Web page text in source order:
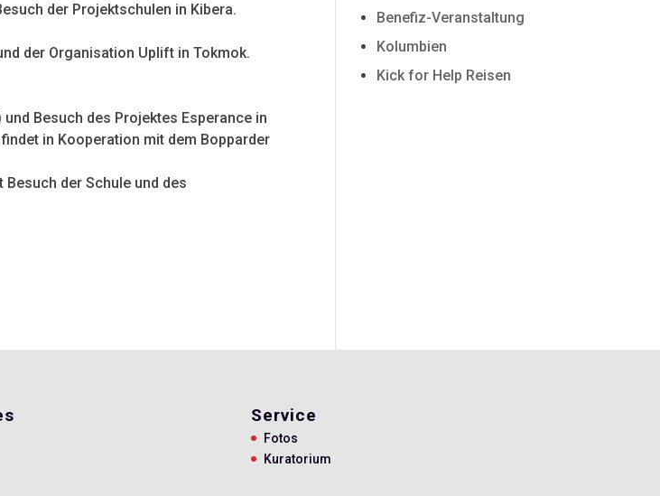
der Projektschulen in Kibera.
der Organisation Uplift in Tokmok.
Besuch des Projektes Esperance in
in Kooperation mit dem Bopparder
Besuch der Schule und des
Benefiz-Veranstaltung
Kolumbien
Kick for Help Reisen
Service
Fotos
Kuratorium